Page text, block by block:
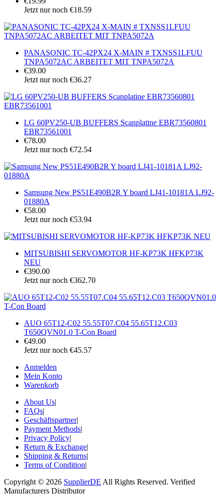
Jetzt nur noch €18.59
PANASONIC TC-42PX24 X-MAIN # TXNSS1LFUU
TNPA5072AC ARBEITET MIT TNPA5072A
€39.00
Jetzt nur noch €36.27
LG 60PV250-UB BUFFERS Scanplatine EBR73560801
EBR73561001
€78.00
Jetzt nur noch €72.54
Samsung New PS51E490B2R Y board LJ41-10181A LJ92-
01880A
€58.00
Jetzt nur noch €53.94
MITSUBISHI SERVOMOTOR HF-KP73K HFKP73K
NEU
€390.00
Jetzt nur noch €362.70
AUO 65T12-C02 55.55T07.C04 55.65T12.C03
T650QVN01.0 T-Con Board
€49.00
Jetzt nur noch €45.57
Anmelden
Mein Konto
Warenkorb
About Us|
FAQs|
Geschäftspartner|
Payment Methods|
Privacy Policy|
Return & Exchange|
Shipping & Returns|
Terms of Condition|
Copyright © 2026 SupplierDE All Rights Reserved. Verified
Manufacturers Distributor